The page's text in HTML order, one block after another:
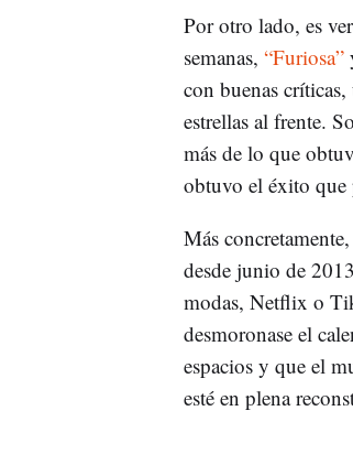
Por otro lado, es
semanas, “Furiosa”
con buenas
estrellas al frente.
más de lo que
obtuvo el éxito que
Más
desde junio de
modas, Netflix o
desmoronase el
espacios y que el
esté en plena